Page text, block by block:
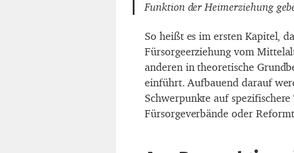
Funktion der Heimerziehung
So heißt es im ersten Kapitel,
Fürsorgeerziehung vom
anderen in theoretische
einführt. Aufbauend darauf
Schwerpunkte auf
Fürsorgeverbände oder